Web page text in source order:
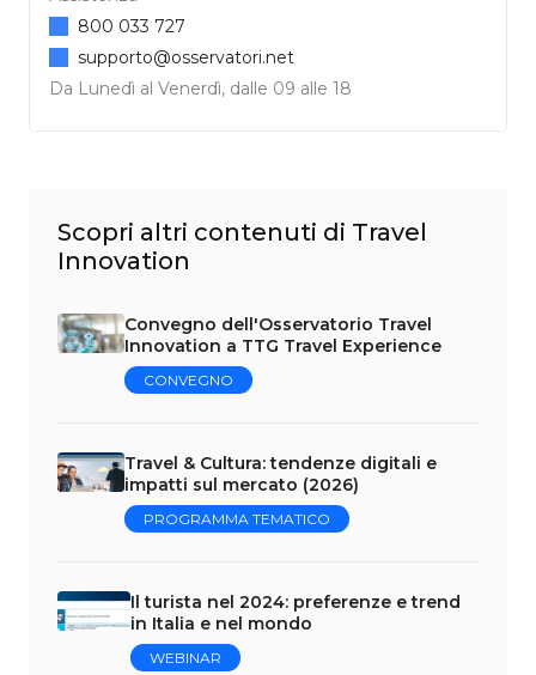
Da Lunedì al Venerdì, dalle 09 alle 18
800 033 727
supporto@osservatori.net
Scopri altri contenuti di Travel
Innovation
Convegno dell'Osservatorio Travel
Innovation a TTG Travel Experience
CONVEGNO
Travel & Cultura: tendenze digitali e
impatti sul mercato (2026)
PROGRAMMA TEMATICO
Il turista nel 2024: preferenze e trend
in Italia e nel mondo
WEBINAR